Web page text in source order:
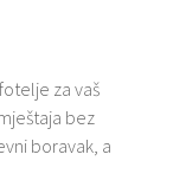
za vaš
bez
boravak, a